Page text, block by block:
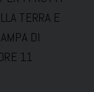
TERRA E
DI
11